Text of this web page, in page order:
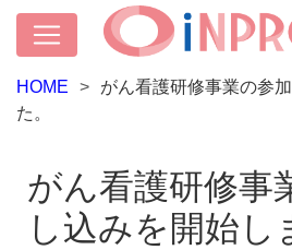
HOME
がん看護研修事業の参
た。
がん看護研修事
し込みを開始し